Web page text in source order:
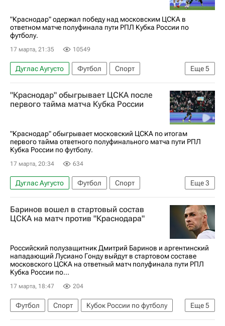
"Краснодар" одержал победу над московским ЦСКА в
ответном матче полуфинала пути РПЛ Кубка России по
футболу.
17 марта, 21:35 10549
Еще5
Дуглас Аугусто Футбол
Спорт
Жоау Батчи
Джон Кордоба
Краснодар
ПФК ЦСКА
Кубок России по футболу
"Краснодар" обыгрывает ЦСКА после
первого тайма матча Кубка России
"Краснодар" обыгрывает московский ЦСКА по итогам
первого тайма ответного полуфинального матча пути РПЛ
Кубка России по футболу.
17 марта, 20:34 634
Еще3
Дуглас Аугусто Футбол
Спорт
Кубок России по футболу
ПФК ЦСКА
Краснодар
Баринов вошел в стартовый состав
ЦСКА на матч против "Краснодара"
Российский полузащитник Дмитрий Баринов и аргентинский
нападающий Лусиано Гонду выйдут в стартовом составе
московского ЦСКА на ответный матч полуфинала пути РПЛ
Кубка России по...
17 марта, 18:47 204
Еще5
Футбол Спорт
Кубок России по футболу
Дмитрий Баринов
Лусиано Гонду